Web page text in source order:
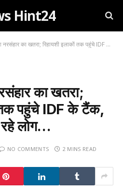
Hint24
का खतरा; रिहायशी इलाकों तक पहुंचे IDF के टैंक, जान बचाकर भाग रहे लोग…
का खतरा;
तक पहुंचे IDF के टैंक,
रहे लोग…
NO COMMENTS 2 MINS READ